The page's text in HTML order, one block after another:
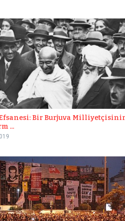
Bir Burjuva
...